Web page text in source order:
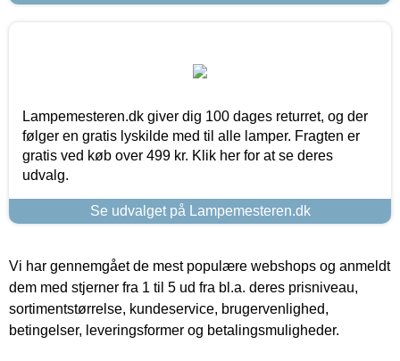
Lampemesteren.dk giver dig 100 dages returret, og der
følger en gratis lyskilde med til alle lamper. Fragten er
gratis ved køb over 499 kr. Klik her for at se deres
udvalg.
Se udvalget på Lampemesteren.dk
Vi har gennemgået de mest populære webshops og anmeldt
dem med stjerner fra 1 til 5 ud fra bl.a. deres prisniveau,
sortimentstørrelse, kundeservice, brugervenlighed,
betingelser, leveringsformer og betalingsmuligheder.